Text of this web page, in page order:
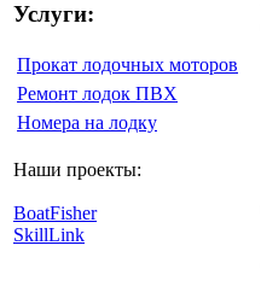
Услуги:
Прокат лодочных моторов
Ремонт лодок ПВХ
Номера на лодку
Наши проекты:
BoatFisher
SkillLink